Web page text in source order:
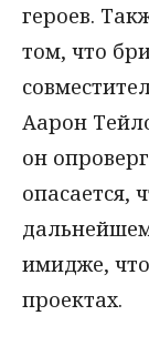
героев.
том, что
Аарон
он
опасается,
имидже,
проектах.